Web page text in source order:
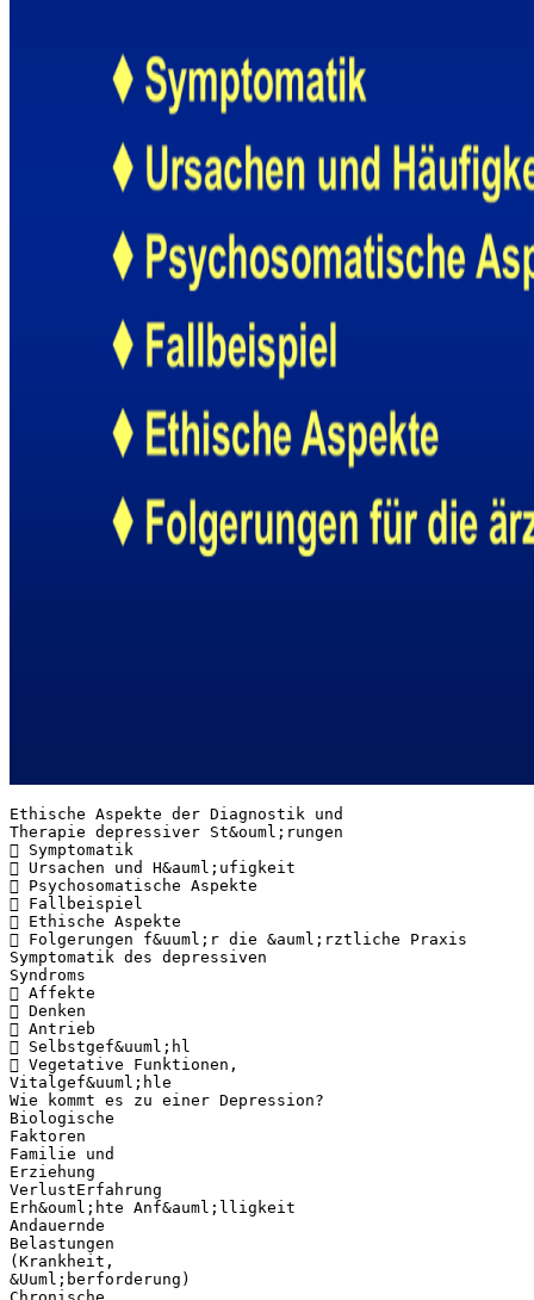
Ethische Aspekte der Diagnostik und
Therapie depressiver St&ouml;rungen
 Symptomatik
 Ursachen und H&auml;ufigkeit
 Psychosomatische Aspekte
 Fallbeispiel
 Ethische Aspekte
 Folgerungen f&uuml;r die &auml;rztliche Praxis
Symptomatik des depressiven
Syndroms
 Affekte
 Denken
 Antrieb
 Selbstgef&uuml;hl
 Vegetative Funktionen,
Vitalgef&uuml;hle
Wie kommt es zu einer Depression?
Biologische
Faktoren
Familie und
Erziehung
VerlustErfahrung
Erh&ouml;hte Anf&auml;lligkeit
Andauernde
Belastungen
(Krankheit,
&Uuml;berforderung)